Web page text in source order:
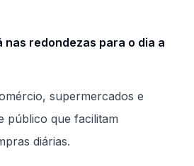
nas redondezas para o dia a
supermercados e
público que facilitam
diárias.